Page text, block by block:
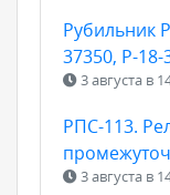
Рубильник
37350, Р-
3 августа в
РПС-113.
3 августа в